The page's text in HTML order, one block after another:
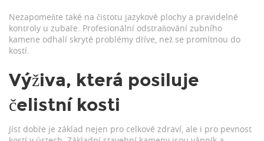
Nezapomeňte také na čistotu jazykové plochy a pravidelné
kontroly u zubaře. Profesionální odstraňování zubního
kamene odhalí skryté problémy dříve, než se promítnou do
kostí.
Výživa, která posiluje
čelistní kosti
Jíst dobře je základ nejen pro celkové zdraví, ale i pro pevnost